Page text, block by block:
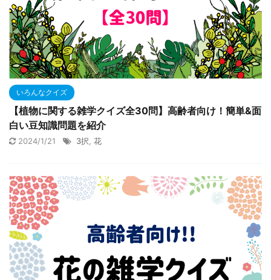
いろんなクイズ
【植物に関する雑学クイズ全30問】高齢者向け！簡単&面
白い豆知識問題を紹介
2024/1/21 3択, 花